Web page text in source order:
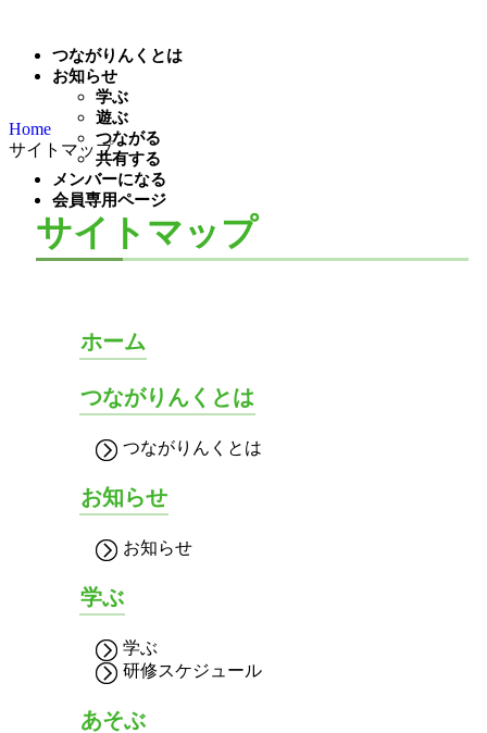
つながりんくとは
お知らせ
学ぶ
遊ぶ
つながる
共有する
メンバーになる
会員専用ページ
Home
サイトマップ
サイトマップ
ホーム
つながりんくとは
つながりんくとは
お知らせ
お知らせ
学ぶ
学ぶ
研修スケジュール
あそぶ